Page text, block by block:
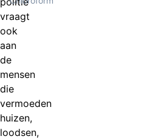
vraagt
ook
aan
de
mensen
die
vermoeden
huizen,
loodsen,